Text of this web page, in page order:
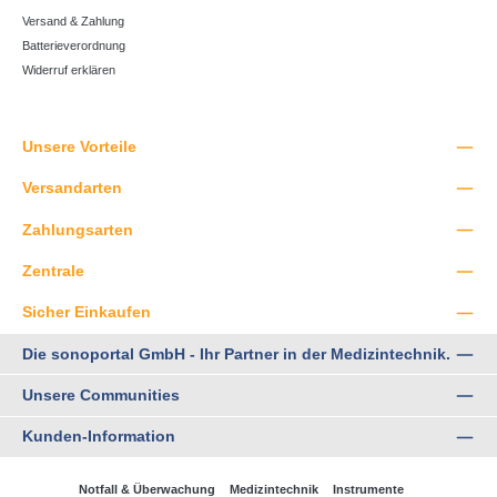
Unsere Vorteile
Zentrale
Sicher Einkaufen
Versand & Zahlung
Batterieverordnung
Widerruf erklären
Versandarten
Zahlungsarten
Die sonoportal GmbH - Ihr Partner in der Medizintechnik.
Unsere Communities
Kunden-Information
Notfall & Überwachung Medizintechnik Instrumente